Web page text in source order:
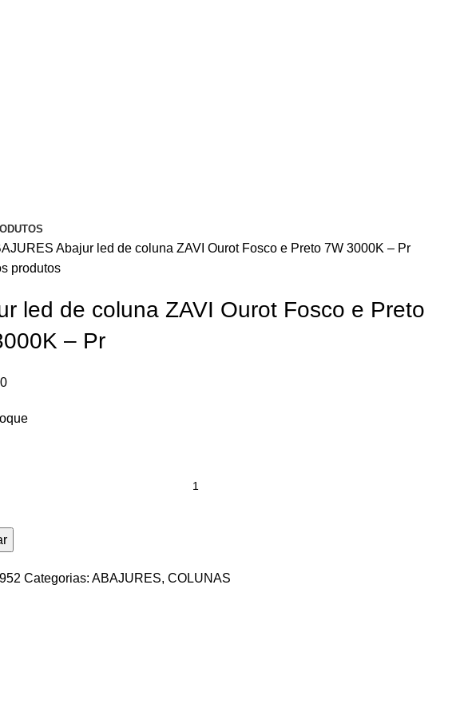
Abajur led de coluna ZAVI Ourot Fosco e Preto 7W 3000K – Pr
produtos
led de coluna ZAVI Ourot Fosco e Preto
– Pr
Categorias: ABAJURES, COLUNAS